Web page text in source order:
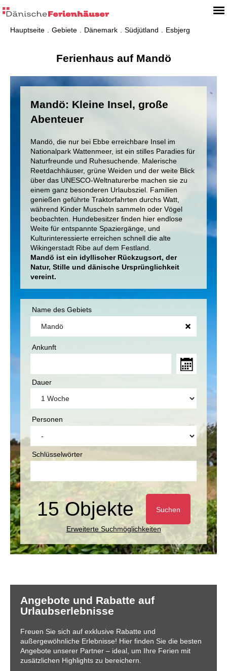
Hauptseite Gebiete Dänemark Südjütland Esbjerg
Ferienhaus auf Mandö
Mandö: Kleine Insel, große
Abenteuer
Mandö, die nur bei Ebbe erreichbare Insel im
Nationalpark Wattenmeer, ist ein stilles Paradies für
Naturfreunde und Ruhesuchende. Malerische
Reetdachhäuser, grüne Weiden und der weite Blick
über das UNESCO-Weltnaturerbe machen sie zu
einem ganz besonderen Urlaubsziel. Familien
genießen geführte Traktorfahrten durchs Watt,
während Kinder Muscheln sammeln oder Vögel
beobachten. Hundebesitzer finden hier endlose
Weite für entspannte Spaziergänge, und
Kulturinteressierte erreichen schnell die alte
Wikingerstadt Ribe auf dem Festland.
Mandö ist ein idyllischer Rückzugsort, der
Natur, Stille und dänische Ursprünglichkeit
vereint.
Name des Gebiets
Ankunft
Dauer
Personen
Schlüsselwörter
15 Objekte Suchen
Erweiterte Suchmöglichkeiten
Angebote und Rabatte auf
Urlaubserlebnisse
Freuen Sie sich auf exklusive Rabatte und
außergewöhnliche Erlebnisse! Hier finden Sie die besten
Angebote unserer Partner – ideal, um Ihre Ferien mit
zusätzlichen Highlights zu bereichern.